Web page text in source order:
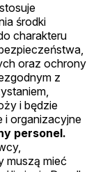
środki
charakteru
oraz ochrony
z
i będzie
i organizacyjne
personel.
muszą mieć